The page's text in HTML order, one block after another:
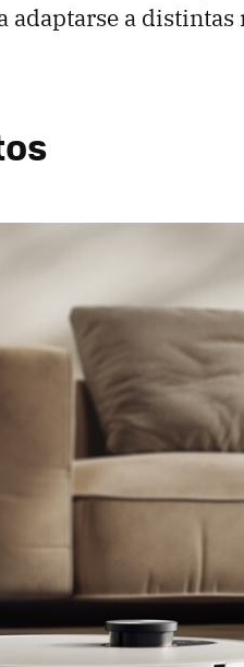
a distintas